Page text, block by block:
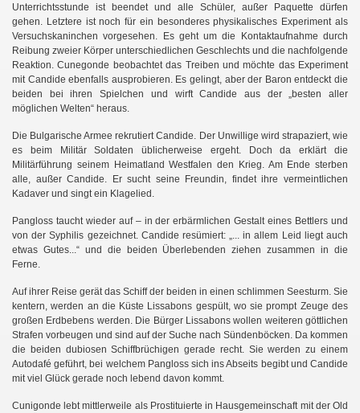
Unterrichtsstunde ist beendet und alle Schüler, außer Paquette dürfen
gehen. Letztere ist noch für ein besonderes physikalisches Experiment als
Versuchskaninchen vorgesehen. Es geht um die Kontaktaufnahme durch
Reibung zweier Körper unterschiedlichen Geschlechts und die nachfolgende
Reaktion. Cunegonde beobachtet das Treiben und möchte das Experiment
mit Candide ebenfalls ausprobieren. Es gelingt, aber der Baron entdeckt die
beiden bei ihren Spielchen und wirft Candide aus der „besten aller
möglichen Welten“ heraus.
Die Bulgarische Armee rekrutiert Candide. Der Unwillige wird strapaziert, wie
es beim Militär Soldaten üblicherweise ergeht. Doch da erklärt die
Militärführung seinem Heimatland Westfalen den Krieg. Am Ende sterben
alle, außer Candide. Er sucht seine Freundin, findet ihre vermeintlichen
Kadaver und singt ein Klagelied.
Pangloss taucht wieder auf – in der erbärmlichen Gestalt eines Bettlers und
von der Syphilis gezeichnet. Candide resümiert: „... in allem Leid liegt auch
etwas Gutes...“ und die beiden Überlebenden ziehen zusammen in die
Ferne.
Auf ihrer Reise gerät das Schiff der beiden in einen schlimmen Seesturm. Sie
kentern, werden an die Küste Lissabons gespült, wo sie prompt Zeuge des
großen Erdbebens werden. Die Bürger Lissabons wollen weiteren göttlichen
Strafen vorbeugen und sind auf der Suche nach Sündenböcken. Da kommen
die beiden dubiosen Schiffbrüchigen gerade recht. Sie werden zu einem
Autodafé geführt, bei welchem Pangloss sich ins Abseits begibt und Candide
mit viel Glück gerade noch lebend davon kommt.
Cunigonde lebt mittlerweile als Prostituierte in Hausgemeinschaft mit der Old